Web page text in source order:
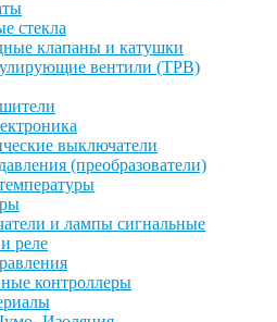
стекла
клапаны и катушки
вентили (ТРВ)
выключатели
(преобразователи)
и лампы сигнальные
реле
контроллеры